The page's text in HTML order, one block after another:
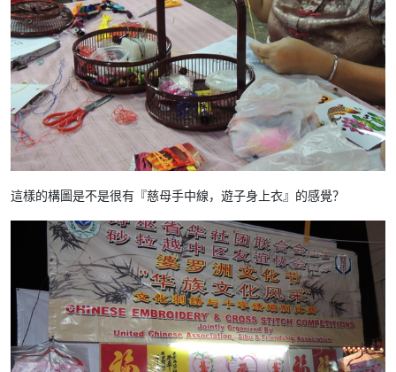
這樣的構圖是不是很有『慈母手中線，遊子身上衣』的感覺？